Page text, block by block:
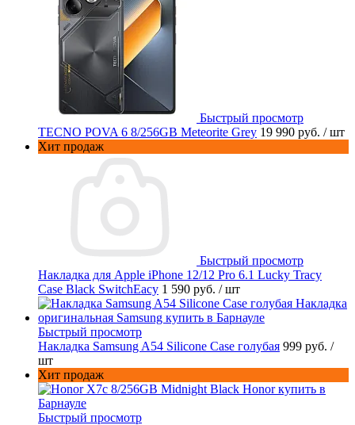
Быстрый просмотр
TECNO POVA 6 8/256GB Meteorite Grey 19 990 руб. / шт
Хит продаж
Быстрый просмотр
Накладка для Apple iPhone 12/12 Pro 6.1 Lucky Tracy
Case Black SwitchEacy 1 590 руб. / шт
Быстрый просмотр
Накладка Samsung A54 Silicone Case голубая 999 руб. /
шт
Хит продаж
Быстрый просмотр